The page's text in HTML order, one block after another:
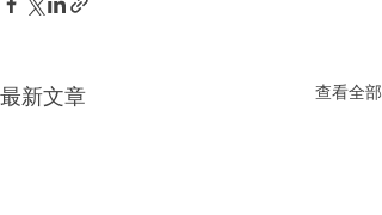
最新文章 查看全部